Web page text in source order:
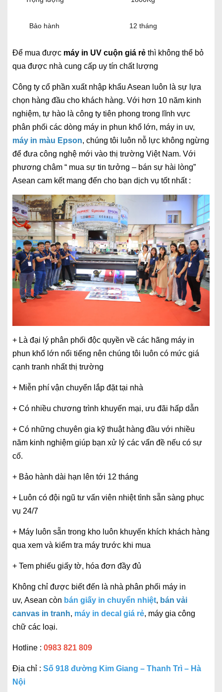
Bảo hành 12 tháng
Để mua được máy in UV cuộn giá rẻ thì không thể bỏ
qua được nhà cung cấp uy tín chất lượng
Công ty cổ phần xuất nhập khẩu Asean luôn là sự lựa
chọn hàng đầu cho khách hàng. Với hơn 10 năm kinh
nghiệm, tự hào là công ty tiên phong trong lĩnh vực
phân phối các dòng máy in phun khổ lớn, máy in uv,
máy in màu Epson, chúng tôi luôn nỗ lực không ngừng
để đưa công nghệ mới vào thị trường Việt Nam. Với
phương châm “ mua sự tin tưởng – bán sự hài lòng”
Asean cam kết mang đến cho bạn dịch vụ tốt nhất :
+ Là đại lý phân phối độc quyền về các hãng máy in
phun khổ lớn nổi tiếng nên chúng tôi luôn có mức giá
cạnh tranh nhất thị trường
+ Miễn phí vận chuyển lắp đặt tại nhà
+ Có nhiều chương trình khuyến mại, ưu đãi hấp dẫn
+ Có những chuyên gia kỹ thuật hàng đầu với nhiều
năm kinh nghiệm giúp bạn xử lý các vấn đề nếu có sự
cố.
+ Bảo hành dài hạn lên tới 12 tháng
+ Luôn có đội ngũ tư vấn viên nhiệt tình sẵn sàng phục
vụ 24/7
+ Máy luôn sẵn trong kho luôn khuyến khích khách hàng
qua xem và kiểm tra máy trước khi mua
+ Tem phiếu giấy tờ, hóa đơn đầy đủ
Không chỉ được biết đến là nhà phân phối máy in
uv, Asean còn bán giấy in chuyển nhiệt, bán vải
canvas in tranh, máy in decal giá rẻ, máy gia công
chữ các loại.
Hotline : 0983 821 809
Địa chỉ : Số 918 đường Kim Giang – Thanh Trì – Hà
Nội